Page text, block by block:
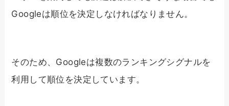
Googleは順位を決定しなければなりません。
そのため、Googleは複数のランキングシグナルを
利用して順位を決定しています。